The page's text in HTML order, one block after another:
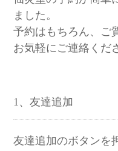
ました。
予約はもちろん、ご
お気軽にご連絡くだ
1、友達追加
友達追加のボタンを